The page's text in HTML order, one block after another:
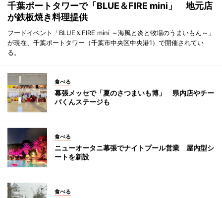
千葉ポートタワーで「BLUE＆FIRE mini」 地元店
が鉄板焼き料理提供
フードイベント「BLUE＆FIRE mini ～海風と炎と牧場のうまいもん～」
が現在、千葉ポートタワー（千葉市中央区中央港1）で開催されてい
る。
食べる
幕張メッセで「夏のさつまいも博」 県内店やチー
バくんステージも
食べる
ニューオータニ幕張でナイトプール営業 屋内型シ
ートを新設
食べる